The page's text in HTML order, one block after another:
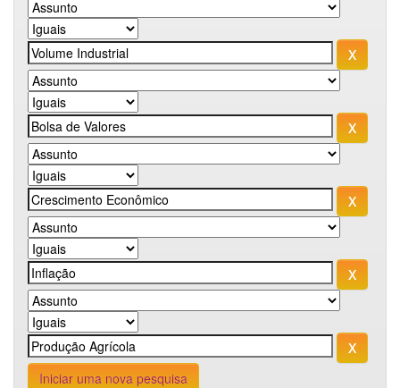
Iniciar uma nova pesquisa